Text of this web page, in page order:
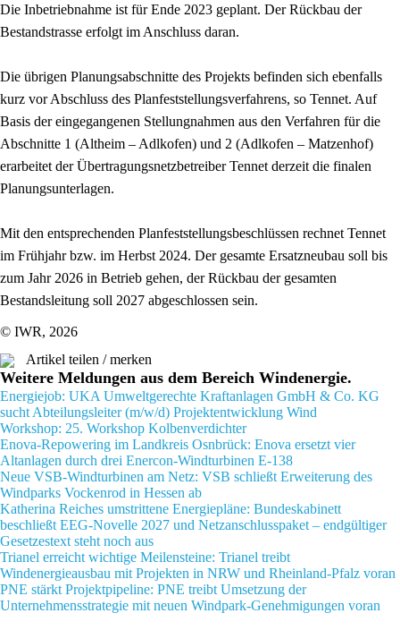
Die Inbetriebnahme ist für Ende 2023 geplant. Der Rückbau der
Bestandstrasse erfolgt im Anschluss daran.
Die übrigen Planungsabschnitte des Projekts befinden sich ebenfalls
kurz vor Abschluss des Planfeststellungsverfahrens, so Tennet. Auf
Basis der eingegangenen Stellungnahmen aus den Verfahren für die
Abschnitte 1 (Altheim – Adlkofen) und 2 (Adlkofen – Matzenhof)
erarbeitet der Übertragungsnetzbetreiber Tennet derzeit die finalen
Planungsunterlagen.
Mit den entsprechenden Planfeststellungsbeschlüssen rechnet Tennet
im Frühjahr bzw. im Herbst 2024. Der gesamte Ersatzneubau soll bis
zum Jahr 2026 in Betrieb gehen, der Rückbau der gesamten
Bestandsleitung soll 2027 abgeschlossen sein.
© IWR, 2026
Artikel teilen / merken
Weitere Meldungen aus dem Bereich Windenergie.
Energiejob: UKA Umweltgerechte Kraftanlagen GmbH & Co. KG
sucht Abteilungsleiter (m/w/d) Projektentwicklung Wind
Workshop: 25. Workshop Kolbenverdichter
Enova-Repowering im Landkreis Osnbrück: Enova ersetzt vier
Altanlagen durch drei Enercon-Windturbinen E-138
Neue VSB-Windturbinen am Netz: VSB schließt Erweiterung des
Windparks Vockenrod in Hessen ab
Katherina Reiches umstrittene Energiepläne: Bundeskabinett
beschließt EEG-Novelle 2027 und Netzanschlusspaket – endgültiger
Gesetzestext steht noch aus
Trianel erreicht wichtige Meilensteine: Trianel treibt
Windenergieausbau mit Projekten in NRW und Rheinland-Pfalz voran
PNE stärkt Projektpipeline: PNE treibt Umsetzung der
Unternehmensstrategie mit neuen Windpark-Genehmigungen voran